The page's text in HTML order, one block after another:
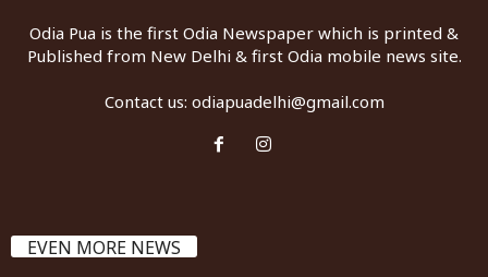
Odia Pua is the first Odia Newspaper which is printed &
Published from New Delhi & first Odia mobile news site.
Contact us: odiapuadelhi@gmail.com
EVEN MORE NEWS